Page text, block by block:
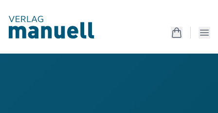
Kreativanleitungen Unterrichtsmaterialien Mappen